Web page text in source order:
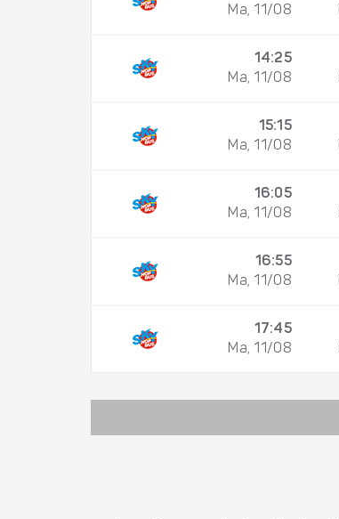
Ma, 11/08
14:25
Ma, 11/08
15:15
Ma, 11/08
16:05
Ma, 11/08
16:55
Ma, 11/08
17:45
Ma, 11/08